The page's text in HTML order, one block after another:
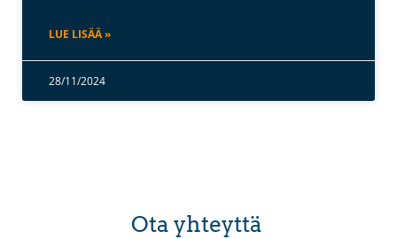
LUE LISÄÄ »
28/11/2024
Ota yhteyttä